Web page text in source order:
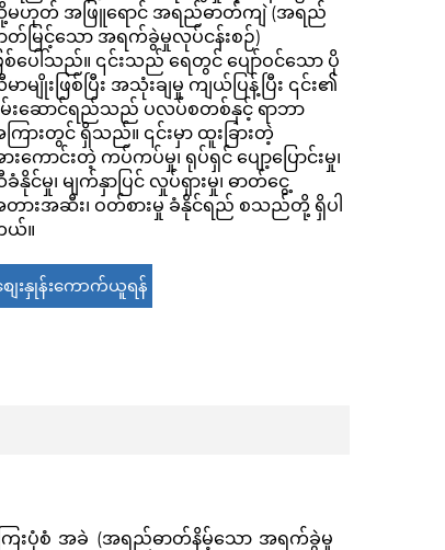
ဟုတ် အဖြူရောင် အရည်ဓာတ်ကျဲ (အရည်
တ်မြင့်သော အရက်ခွဲမှုလုပ်ငန်းစဉ်)
ြစ်ပေါ်သည်။ ၎င်းသည် ရေတွင် ပျော်ဝင်သော ပို
ာမျိုးဖြစ်ပြီး အသုံးချမှု ကျယ်ပြန့်ပြီး ၎င်း၏
းဆောင်ရည်သည် ပလပ်စတစ်နှင့် ရာဘာ
ြားတွင် ရှိသည်။ ၎င်းမှာ ထူးခြားတဲ့
းကောင်းတဲ့ ကပ်ကပ်မှု၊ ရုပ်ရှင် ပျော့ပြောင်းမှု၊
နိုင်မှု၊ မျက်နှာပြင် လှုပ်ရှားမှု၊ ဓာတ်ငွေ့
ားအဆီး၊ ဝတ်စားမှု ခံနိုင်ရည် စသည်တို့ ရှိပါ
။
ျေးနှုန်းကောက်ယူရန်
ေးပုံစံ အခဲ (အရည်ဓာတ်နိမ့်သော အရက်ခွဲမှု